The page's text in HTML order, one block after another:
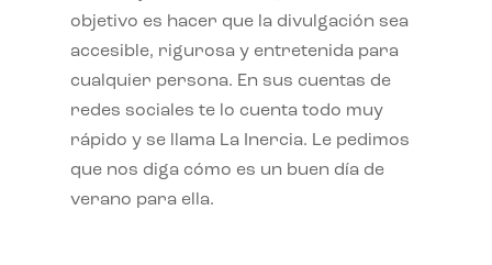
objetivo es hacer que la divulgación sea
accesible, rigurosa y entretenida para
cualquier persona. En sus cuentas de
redes sociales te lo cuenta todo muy
rápido y se llama La Inercia. Le pedimos
que nos diga cómo es un buen día de
verano para ella.